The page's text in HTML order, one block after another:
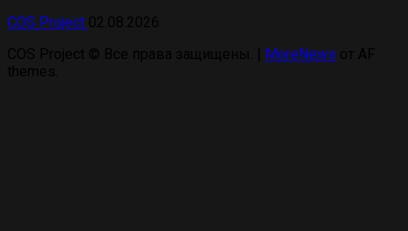
COS Project
MoreNews